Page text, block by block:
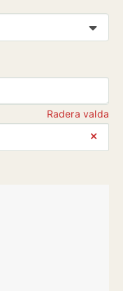
Radera valda
⨯